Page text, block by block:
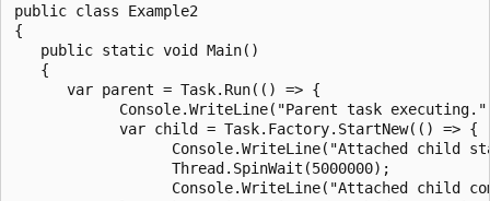
public class Example2
{
   public static void Main()
   {
      var parent = Task.Run(() => {
Console.WriteLine("Parent task
            var child = Task.Factory.StartNew(() => {
Console.WriteLine("Attached child
                  Thread.SpinWait(5000000);
Console.WriteLine("Attached child